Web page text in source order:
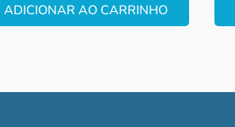
ADICIONAR AO CARRINHO